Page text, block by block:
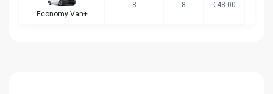
Economy Van+
8 8 €48.00